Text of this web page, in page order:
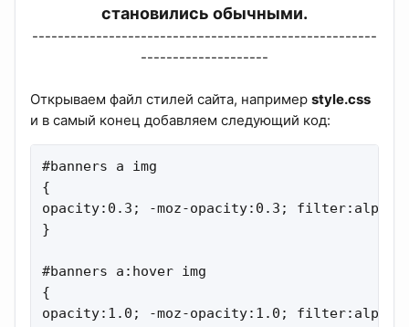
становились обычными.
------------------------------------------------------
--------------------​
Открываем файл стилей сайта, например style.css
и в самый конец добавляем следующий код:
#banners a img
{
opacity:0.3; -moz-opacity:0.3;
}
#banners a:hover img
{
opacity:1.0; -moz-opacity:1.0;